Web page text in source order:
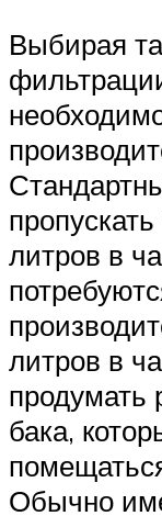
Выбирая
литров в
литров в
продумать
бака,
Обычно